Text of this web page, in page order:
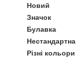
Новий
Значок
Булавка
Нестандартна
Різні кольори